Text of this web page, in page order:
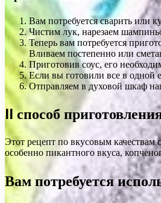
Вам потребуется сварить или
Чистим лук, нарезаем
Теперь вам потребуется
Вливаем постепенно или
Приготовив соус, его
Если вы готовили все в одной
Отправляем в духовой шкаф
II способ
Этот рецепт по вкусовым качествам
особенно пикантного вкуса,
Вам потребуется